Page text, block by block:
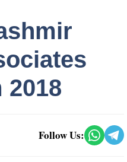
2018
Follow Us: